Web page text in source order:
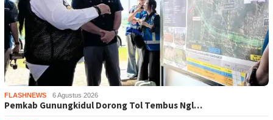
FLASHNEWS 6 Agustus 2026
Pemkab Gunungkidul Dorong Tol Tembus Ngl…